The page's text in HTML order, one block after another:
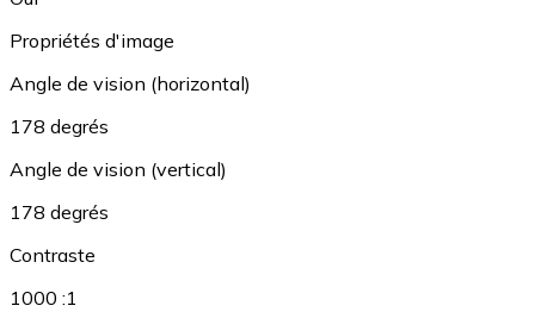
Propriétés d'image
Angle de vision (horizontal)
178 degrés
Angle de vision (vertical)
178 degrés
Contraste
1000 :1